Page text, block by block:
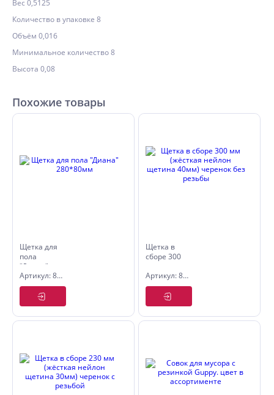
Вес 0,5125
Количество в упаковке 8
Объём 0,016
Минимальное количество 8
Высота 0,08
Похожие товары
Щетка для
пола
"Диана"
280*80ммАртикул: 8004203
Щетка в
сборе 300
(жёсткая
нейлон
щетина
40мм)
черенок
Артикул: 8005931